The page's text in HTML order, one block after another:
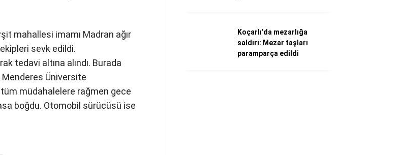
mahallesi imamı Madran ağır
sevk edildi.
tedavi altına alındı. Burada
Menderes Üniversite
tüm müdahalelere rağmen gece
boğdu. Otomobil sürücüsü ise
Koçarlı’da mezarlığa
saldırı: Mezar taşları
paramparça edildi